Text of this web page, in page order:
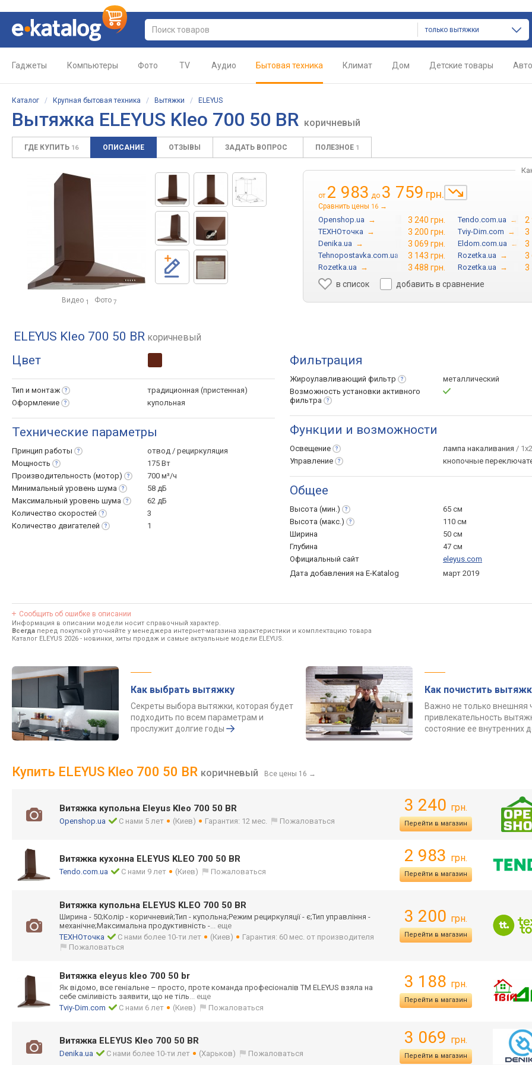
только вытяжки
Гаджеты Компьютеры Фото TV Аудио Бытовая техника Климат Дом Детские товары Авто
Каталог / Крупная бытовая техника / Вытяжки / ELEYUS
Вытяжка ELEYUS Kleo 700 50 BR коричневый
ГДЕ КУПИТЬ 16 ОПИСАНИЕ ОТЗЫВЫ ЗАДАТЬ ВОПРОС ПОЛЕЗНОЕ 1
Видео 1 Фото 7
от 2 983 до 3 759 грн.
Сравнить цены 16 →
Openshop.ua → 3 240 грн. Tendo.com.ua → 2
ТЕХНОточка → 3 200 грн. Tviy-Dim.com → 3
Denika.ua → 3 069 грн. Eldom.com.ua → 3
Tehnopostavka.com.ua →3 143 грн. Rozetka.ua → 3
Rozetka.ua → 3 488 грн. Rozetka.ua →
3
в список
добавить в сравнение
ELEYUS Kleo 700 50 BR коричневый
Цвет
Тип и монтаж
традиционная (пристенная)
Оформление
купольная
Технические параметры
Принцип работы
отвод / рециркуляция
Мощность
175 Вт
Производительность (мотор)
700 м³/ч
Минимальный уровень шума
58 дБ
Максимальный уровень шума
62 дБ
Количество скоростей
3
Количество двигателей 1
Фильтрация
Жироулавливающий фильтр
металлический
Возможность установки активного
фильтра
Функции и возможности
Освещение лампа накаливания /
Управление
кнопочные
Общее
Высота (мин.)
65 см
Высота (макс.)
110 см
Ширина
50 см
Глубина
47 см
Официальный сайт
eleyus.com
Дата добавления на E-Katalog
март 2019
Сообщить об ошибке в описании
Информация в описании модели носит справочный характер.
Всегда перед покупкой уточняйте у менеджера интернет-магазина характеристики и комплектацию товара
Каталог ELEYUS 2026 - новинки, хиты продаж и самые актуальные модели ELEYUS.
Как выбрать вытяжку
Секреты выбора вытяжки, которая будет
подходить по всем параметрам и
прослужит долгие годы
Как почистить
Важно не только внешняя
привлекательность
состояние ее внутренних
Купить ELEYUS Kleo 700 50 BR коричневый Все цены 16 →
Витяжка купольна Eleyus Kleo 700 50 BR
Openshop.ua С нами 5 лет (Киев) Гарантия: 12 мес. Пожаловаться
3 240 грн.
Перейти в магазин
Витяжка кухонна ELEYUS KLEO 700 50 BR
Tendo.com.ua С нами 9 лет (Киев) Пожаловаться
2 983 грн.
Перейти в магазин
Витяжка купольна ELEYUS KLEO 700 50 BR
Ширина - 50;Колір - коричневий;Тип - купольна;Режим рециркуляції - є;Тип управління -
механічне;Максимальна продуктивність -... еще
ТЕХНОточка
С нами более 10-ти лет (Киев)
Гарантия: 60 мес. от производителя
Пожаловаться
3 200 грн.
Перейти в магазин
Витяжка eleyus kleo 700 50 br
Як відомо, все геніальне – просто, проте команда професіоналів ТМ ELEYUS взяла на
себе сміливість заявити, що не тіль... еще
Tviy-Dim.com
С нами 6 лет (Киев) Пожаловаться
3 188 грн.
Перейти в магазин
Витяжка ELEYUS Kleo 700 50 BR
Denika.ua С нами более 10-ти лет (Харьков) Пожаловаться
3 069 грн.
Перейти в магазин